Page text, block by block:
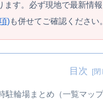
ます。必ず現地で最新情
)も併せてご確認くださ
目次
駐輪場まとめ（一覧マッ